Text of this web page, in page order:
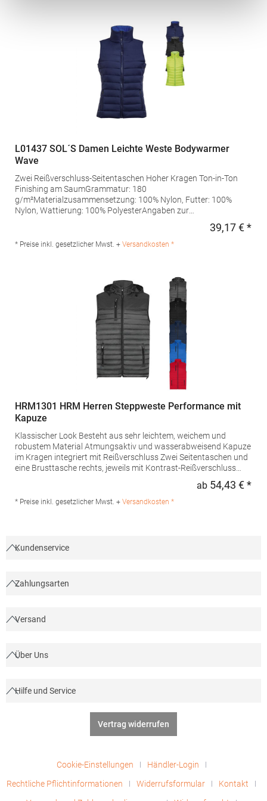
L01437 SOL´S Damen Leichte Weste Bodywarmer
Wave
Zwei Reißverschluss-Seitentaschen Hoher Kragen Ton-in-Ton
Finishing am SaumGrammatur: 180
g/m²Materialzusammensetzung: 100% Nylon, Futter: 100%
Nylon, Wattierung: 100% PolyesterAngaben zur
sols@soloinvest.com
39,17 € *
* Preise inkl. gesetzlicher Mwst. + Versandkosten *
HRM1301 HRM Herren Steppweste Performance mit
Kapuze
Klassischer Look Besteht aus sehr leichtem, weichem und
robustem Material Atmungsaktiv und wasserabweisend Kapuze
im Kragen integriert mit Reißverschluss Zwei Seitentaschen und
eine Brusttasche rechts, jeweils mit Kontrast-Reißverschluss
°C waschbarGrammatur: 100 g/m²Materialzusammensetzung:
ab 54,43 € *
* Preise inkl. gesetzlicher Mwst. + Versandkosten *
Kundenservice
Zahlungsarten
Versand
Über Uns
Hilfe und Service
Vertrag widerrufen
Cookie-Einstellungen
Händler-Login
Rechtliche Pflichtinformationen
Widerrufsformular
Kontakt